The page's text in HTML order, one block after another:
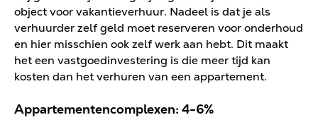
object voor vakantieverhuur. Nadeel is dat je als
verhuurder zelf geld moet reserveren voor onderhoud
en hier misschien ook zelf werk aan hebt. Dit maakt
het een vastgoedinvestering is die meer tijd kan
kosten dan het verhuren van een appartement.
Appartementencomplexen: 4-6%